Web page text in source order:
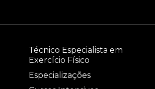
Técnico Especialista em
Exercício Físico
Especializações